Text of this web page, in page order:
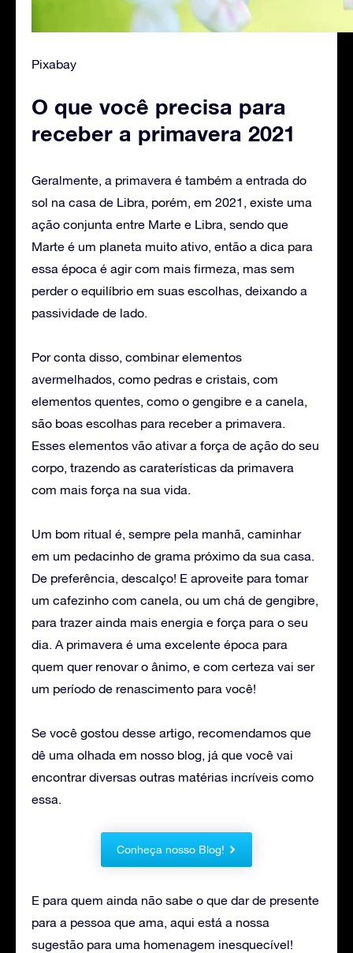
Pixabay
O que você precisa para
receber a primavera 2021
Geralmente, a primavera é também a entrada do
sol na casa de Libra, porém, em 2021, existe uma
ação conjunta entre Marte e Libra, sendo que
Marte é um planeta muito ativo, então a dica para
essa época é agir com mais firmeza, mas sem
perder o equilíbrio em suas escolhas, deixando a
passividade de lado.
Por conta disso, combinar elementos
avermelhados, como pedras e cristais, com
elementos quentes, como o gengibre e a canela,
são boas escolhas para receber a primavera.
Esses elementos vão ativar a força de ação do seu
corpo, trazendo as caraterísticas da primavera
com mais força na sua vida.
Um bom ritual é, sempre pela manhã, caminhar
em um pedacinho de grama próximo da sua casa.
De preferência, descalço! E aproveite para tomar
um cafezinho com canela, ou um chá de gengibre,
para trazer ainda mais energia e força para o seu
dia. A primavera é uma excelente época para
quem quer renovar o ânimo, e com certeza vai ser
um período de renascimento para você!
Se você gostou desse artigo, recomendamos que
dê uma olhada em nosso blog, já que você vai
encontrar diversas outras matérias incríveis como
essa.
Conheça nosso Blog!
E para quem ainda não sabe o que dar de presente
para a pessoa que ama, aqui está a nossa
sugestão para uma homenagem inesquecível!